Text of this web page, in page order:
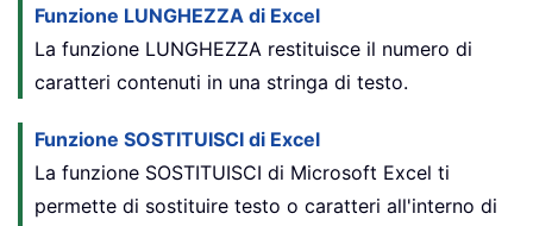
Funzione LUNGHEZZA di Excel
La funzione LUNGHEZZA restituisce il numero di
caratteri contenuti in una stringa di testo.
Funzione SOSTITUISCI di Excel
La funzione SOSTITUISCI di Microsoft Excel ti
permette di sostituire testo o caratteri all'interno di